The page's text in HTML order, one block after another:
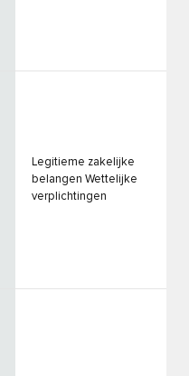
Legitieme zakelijke
belangen Wettelijke
verplichtingen